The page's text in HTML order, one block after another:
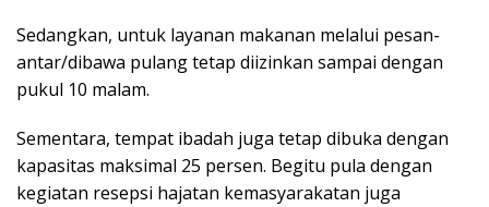
Sedangkan, untuk layanan makanan melalui pesan-
antar/dibawa pulang tetap diizinkan sampai dengan
pukul 10 malam.
Sementara, tempat ibadah juga tetap dibuka dengan
kapasitas maksimal 25 persen. Begitu pula dengan
kegiatan resepsi hajatan kemasyarakatan juga